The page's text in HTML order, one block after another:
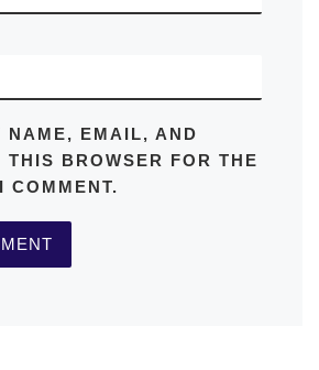
NAME, EMAIL, AND
THIS BROWSER FOR THE
COMMENT.